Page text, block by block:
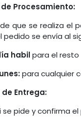
Procesamiento:
de que se realiza el
pedido se envía al
habilpara el resto
para cualquier
Entrega:
se pide y confirma